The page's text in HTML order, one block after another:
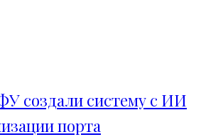
создали систему с ИИ
порта